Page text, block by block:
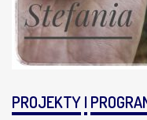
PROJEKTYI